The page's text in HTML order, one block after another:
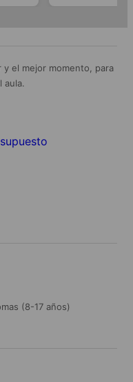
y el mejor momento, para
aula.
(8-17 años)